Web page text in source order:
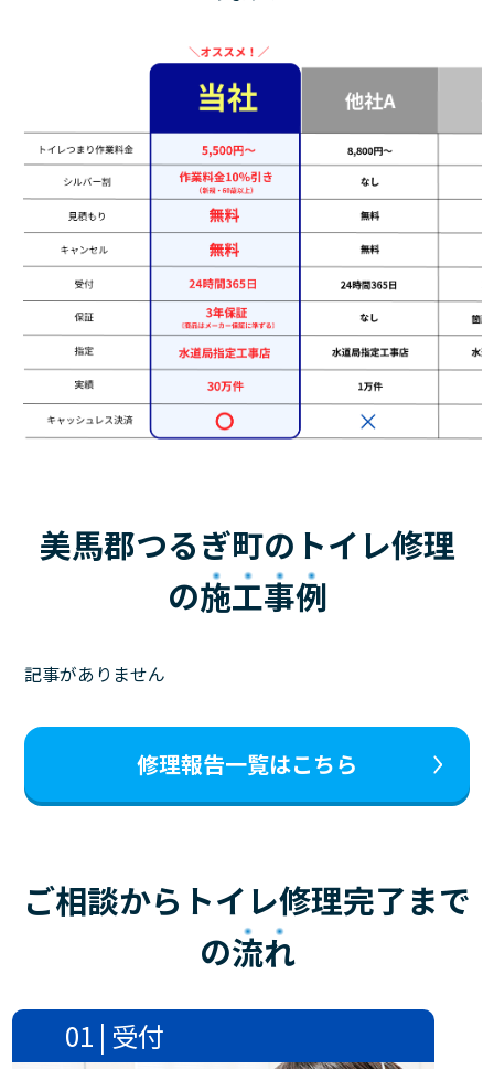
美馬郡つるぎ町のトイレ修理
の施工事例
記事がありません
修理報告一覧はこちら
ご相談からトイレ修理完了まで
の流れ
01 | 受付